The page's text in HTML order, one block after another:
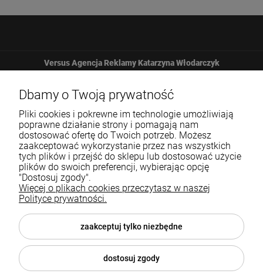
Versus Agencja Reklamy Katarzyna Włodarczyk
Żbicka 161
32-065 Krzeszowice
12 307 25 82
Pomoc
Blog
O nas
Dbamy o Twoją prywatność
Pliki cookies i pokrewne im technologie umożliwiają
poprawne działanie strony i pomagają nam
dostosować ofertę do Twoich potrzeb. Możesz
zaakceptować wykorzystanie przez nas wszystkich
tych plików i przejść do sklepu lub dostosować użycie
plików do swoich preferencji, wybierając opcję
"Dostosuj zgody".
Więcej o plikach cookies przeczytasz w naszej
Polityce prywatności.
zaakceptuj tylko niezbędne
dostosuj zgody